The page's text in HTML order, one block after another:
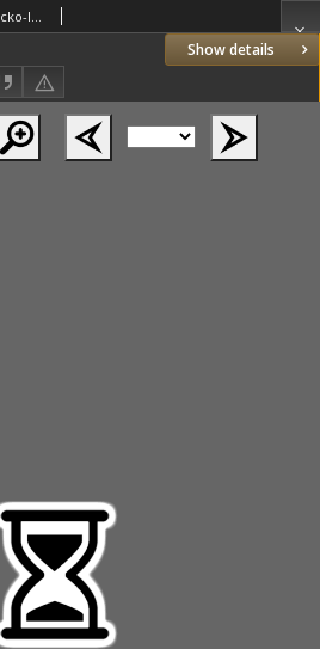
Show details
Postęp: narodowe pismo katolicko-ludowe niezależne pod każdym względem 1917.12.06 R.28 Nr278